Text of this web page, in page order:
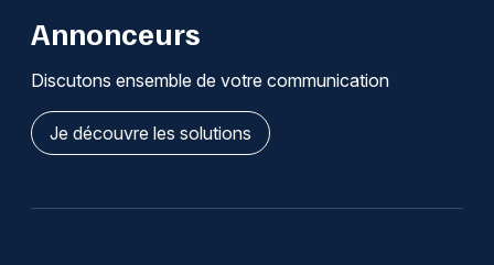
Annonceurs
Discutons ensemble de votre communication
Je découvre les solutions